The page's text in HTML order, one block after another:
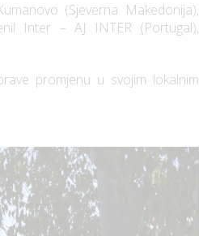
(Sjeverna Makedonija),
Inter – AJ INTER (Portugal),
promjenu u svojim lokalnim